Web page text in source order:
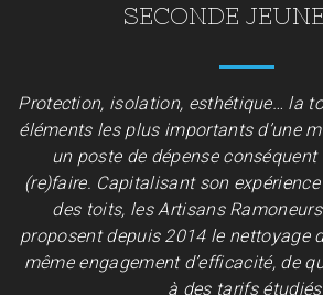
SECONDE
Protection, isolation, esthétique… la
éléments les plus importants d’une
un poste de dépense
(re)faire. Capitalisant son
des toits, les Artisans
proposent depuis 2014 le nettoyage
même engagement d’efficacité, de
à des tarifs